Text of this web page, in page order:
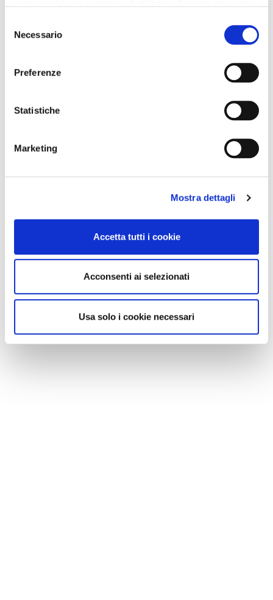
delNecessario
Preferenze
Statistiche
Marketing
Mostra dettagli
Accetta tutti i cookie
Acconsenti ai selezionati
Usa solo i cookie necessari